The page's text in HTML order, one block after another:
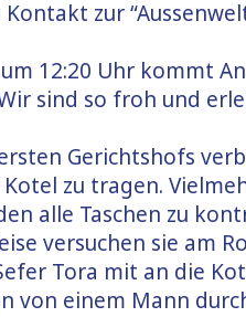
zur
12:20 Uhr kommt
sind so froh und
Gerichtshofs
zu tragen.
alle Taschen zu
versuchen sie am
Tora mit an die
von einem Mann